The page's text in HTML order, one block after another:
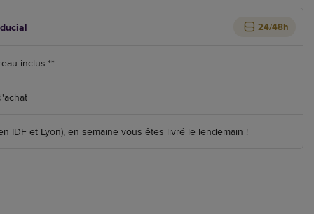
24/48h
inclus.**
IDF et Lyon), en semaine vous êtes livré le lendemain !